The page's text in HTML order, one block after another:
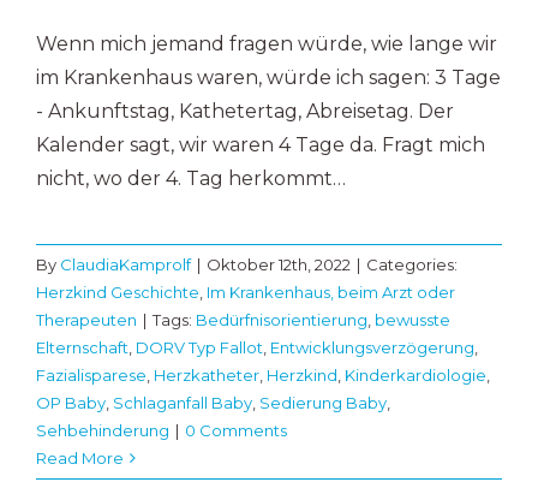
Wenn mich jemand fragen würde, wie lange wir
im Krankenhaus waren, würde ich sagen: 3 Tage
- Ankunftstag, Kathetertag, Abreisetag. Der
Kalender sagt, wir waren 4 Tage da. Fragt mich
nicht, wo der 4. Tag herkommt…
By ClaudiaKamprolf | Oktober 12th, 2022 | Categories:
Herzkind Geschichte Im Krankenhaus, beim Arzt oder
Therapeuten | Tags: Bedürfnisorientierung bewusste
Elternschaft DORV Typ Fallot Entwicklungsverzögerung
Fazialisparese Herzkatheter, Herzkind Kinderkardiologie
OP Baby, Schlaganfall Baby, Sedierung Baby,
Sehbehinderung | 0 Comments
Read More